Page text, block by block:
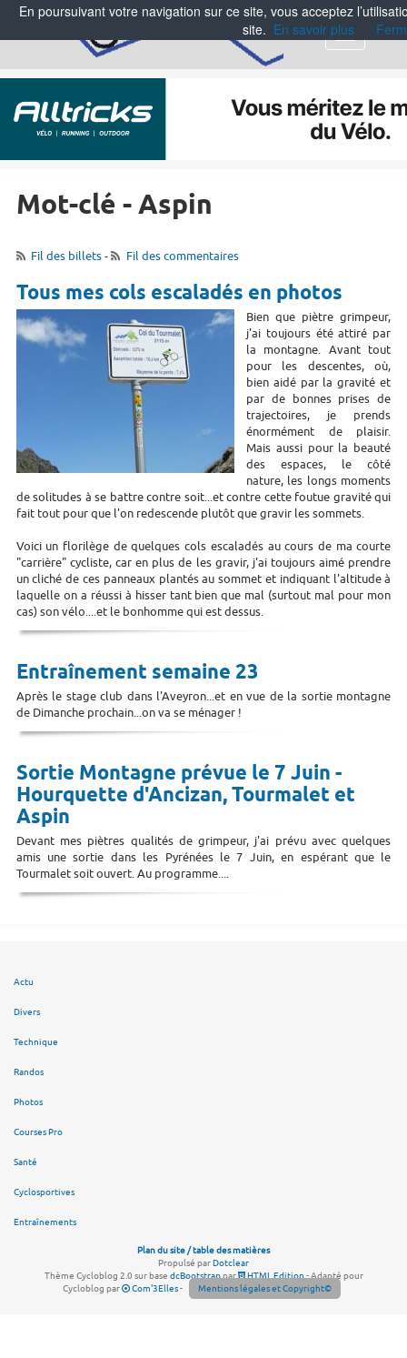
Menu
Mot-clé - Aspin
Fil des billets- Fil des commentaires
Tous mes cols escaladés en photos
Bien que piètre grimpeur,
j'ai toujours été attiré par
la montagne. Avant tout
pour les descentes, où,
bien aidé par la gravité et
par de bonnes prises de
trajectoires, je prends
énormément de plaisir.
Mais aussi pour la beauté
des espaces, le côté
nature, les longs moments
de solitudes à se battre contre soit...et contre cette foutue gravité qui
fait tout pour que l'on redescende plutôt que gravir les sommets.
Voici un florilège de quelques cols escaladés au cours de ma courte
"carrière" cycliste, car en plus de les gravir, j'ai toujours aimé prendre
un cliché de ces panneaux plantés au sommet et indiquant l'altitude à
laquelle on a réussi à hisser tant bien que mal (surtout mal pour mon
cas) son vélo....et le bonhomme qui est dessus.
Entraînement semaine 23
Après le stage club dans l'Aveyron...et en vue de la sortie montagne
de Dimanche prochain...on va se ménager !
Sortie Montagne prévue le 7 Juin -
Hourquette d'Ancizan, Tourmalet et
Aspin
Devant mes piètres qualités de grimpeur, j'ai prévu avec quelques
amis une sortie dans les Pyrénées le 7 Juin, en espérant que le
Tourmalet soit ouvert. Au programme....
Actu
Divers
Technique
Randos
Photos
Courses Pro
Santé
Cyclosportives
Entraînements
Plan du site / table des matières
Propulsé parDotclear
Thème Cycloblog 2.0 sur base dcBootstrappar HTML Edition- Adapté pour
Cycloblog par
Com'3Elles- Mentions légales et Copyright©
En poursuivant votre navigation sur ce site, vous acceptez
site. En savoir plus